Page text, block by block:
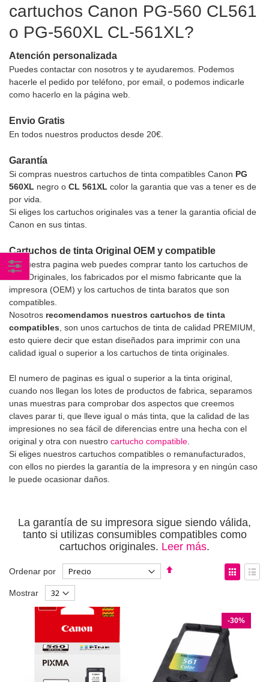
cartuchos Canon PG-560 CL561
o PG-560XL CL-561XL?
Atención personalizada
Puedes contactar con nosotros y te ayudaremos. Podemos
hacerle el pedido por teléfono, por email, o podemos indicarle
como hacerlo en la página web.
Envio Gratis
En todos nuestros productos desde 20€.
Garantía
Si compras nuestros cartuchos de tinta compatibles Canon PG
560XL negro o CL 561XL color la garantia que vas a tener es de
por vida.
Si eliges los cartuchos originales vas a tener la garantia oficial de
Canon en sus tintas.
Cartuchos de tinta Original OEM y compatible
En nuestra pagina web puedes comprar tanto los cartuchos de
tinta Originales, los fabricados por el mismo fabricante que la
impresora (OEM) y los cartuchos de tinta baratos que son
compatibles.
Nosotros recomendamos nuestros cartuchos de tinta
compatibles , son unos cartuchos de tinta de calidad PREMIUM,
esto quiere decir que estan diseñados para imprimir con una
calidad igual o superior a los cartuchos de tinta originales.
El numero de paginas es igual o superior a la tinta original,
cuando nos llegan los lotes de productos de fabrica, separamos
unas muestras para comprobar dos aspectos que creemos
claves parar ti, que lleve igual o más tinta, que la calidad de las
impresiones no sea fácil de diferencias entre una hecha con el
original y otra con nuestro cartucho compatible
Si eliges nuestros cartuchos compatibles o remanufacturados,
con ellos no pierdes la garantía de la impresora y en ningún caso
le puede ocasionar daños.
La garantía de su impresora sigue siendo válida,
tanto si utilizas consumibles compatibles como
cartuchos originales. Leer más.
Ordenar por
Fijar
Ver
como
Mostrar
-30%
Comprar